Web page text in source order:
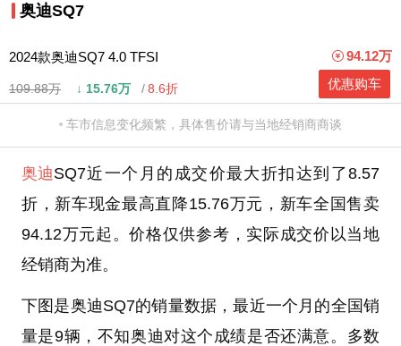
奥迪SQ7
2024款奥迪SQ7 4.0 TFSI
109.88万 ↓ 15.76万 8.6折
94.12万
优惠购车
车市信息变化频繁，具体售价请与当地经销商商谈
奥迪SQ7近一个月的成交价最大折扣达到了8.57
折，新车现金最高直降15.76万元，新车全国售卖
94.12万元起。价格仅供参考，实际成交价以当地
经销商为准。
下图是奥迪SQ7的销量数据，最近一个月的全国销
量是9辆，不知奥迪对这个成绩是否还满意。多数